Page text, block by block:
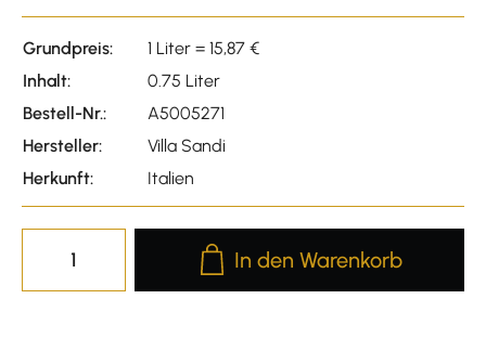
Grundpreis:
1 Liter = 15,87 €
Inhalt:
0.75 Liter
Bestell-Nr.:
A5005271
Hersteller:
Villa Sandi
Herkunft:
Italien
Produkt Anzahl: Gib den
In den Warenkorb